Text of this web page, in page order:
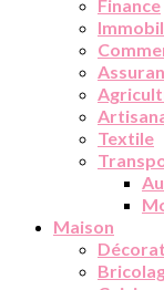
Finance
Textile
Maison